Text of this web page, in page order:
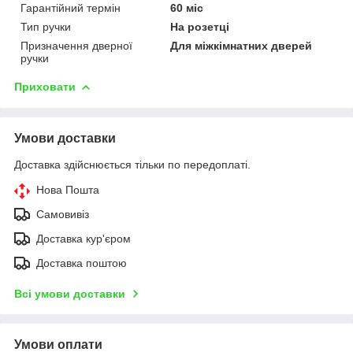
Гарантійний термін
60 міс
Тип ручки
На розетці
Призначення дверної
ручки
Для міжкімнатних дверей
Приховати
Умови доставки
Доставка здійснюється тільки по передоплаті.
Нова Пошта
Самовивіз
Доставка кур'єром
Доставка поштою
Всі умови доставки
Умови оплати